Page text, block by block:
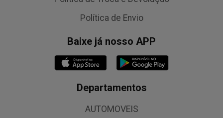
Política de Envio
Baixe já nosso APP
Departamentos
AUTOMOVEIS